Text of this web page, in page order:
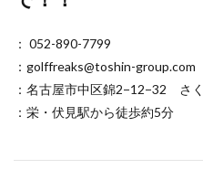
： 052-890-7799
：golffreaks@toshin-group.com
：名古屋市中区錦2−12−32 さ
：栄・伏見駅から徒歩約5分